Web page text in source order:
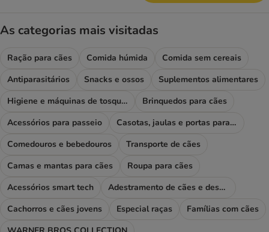
As categorias mais visitadas
Ração para cães Comida húmida
Comida sem cereais
Antiparasitários
Snacks e ossos
Suplementos alimentares
Higiene e máquinas de tosquiar
Brinquedos para cães
Acessórios para passeio
Casotas, jaulas e portas para cães
Comedouros e bebedouros
Transporte de cães
Camas e mantas para cães
Roupa para cães
Acessórios smart tech
Adestramento de cães e desporto
Cachorros e cães jovens
Especial raças
Famílias com cães